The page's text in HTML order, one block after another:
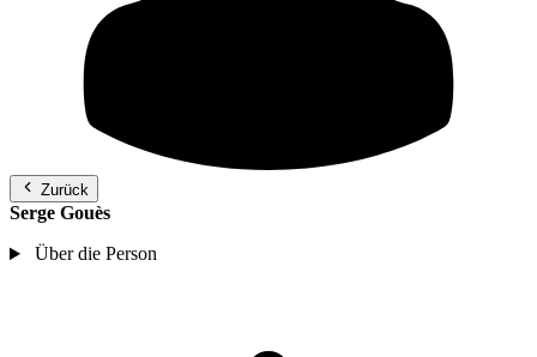
Zurück
Serge Gouès
Über die Person